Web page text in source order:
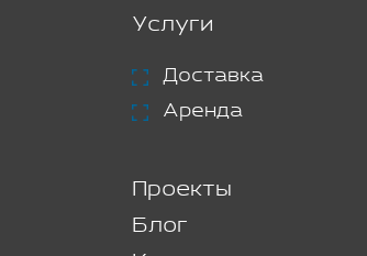
Услуги
Доставка
Аренда
Проекты
Блог